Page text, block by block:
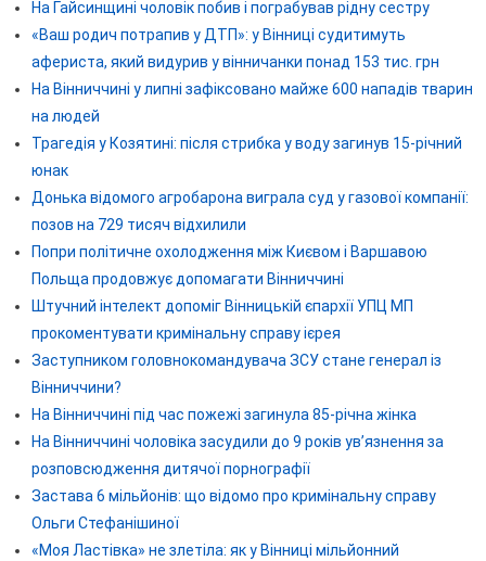
На Гайсинщині чоловік побив і пограбував рідну сестру
«Ваш родич потрапив у ДТП»: у Вінниці судитимуть
афериста, який видурив у вінничанки понад 153 тис. грн
На Вінниччині у липні зафіксовано майже 600 нападів тварин
на людей
Трагедія у Козятині: після стрибка у воду загинув 15-річний
юнак
Донька відомого агробарона виграла суд у газової компанії:
позов на 729 тисяч відхилили
Попри політичне охолодження між Києвом і Варшавою
Польща продовжує допомагати Вінниччині
Штучний інтелект допоміг Вінницькій єпархії УПЦ МП
прокоментувати кримінальну справу ієрея
Заступником головнокомандувача ЗСУ стане генерал із
Вінниччини?
На Вінниччині під час пожежі загинула 85-річна жінка
На Вінниччині чоловіка засудили до 9 років ув’язнення за
розповсюдження дитячої порнографії
Застава 6 мільйонів: що відомо про кримінальну справу
Ольги Стефанішиної
«Моя Ластівка» не злетіла: як у Вінниці мільйонний